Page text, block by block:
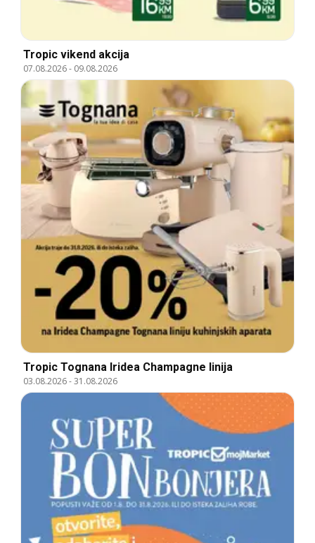
Tropic vikend akcija
07.08.2026- 09.08.2026
Tropic Tognana Iridea Champagne linija
03.08.2026-31.08.2026